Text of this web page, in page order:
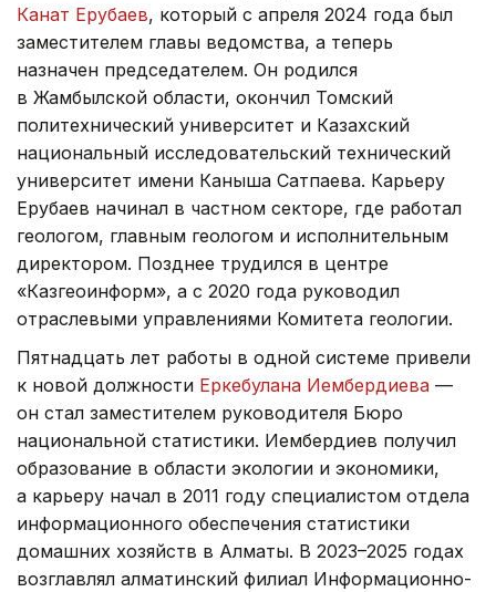
Канат Ерубаев, который с апреля 2024 года был
заместителем главы ведомства, а теперь
назначен председателем. Он родился
в Жамбылской области, окончил Томский
политехнический университет и Казахский
национальный исследовательский технический
университет имени Каныша Сатпаева. Карьеру
Ерубаев начинал в частном секторе, где работал
геологом, главным геологом и исполнительным
директором. Позднее трудился в центре
«Казгеоинформ», а с 2020 года руководил
отраслевыми управлениями Комитета геологии.
Пятнадцать лет работы в одной системе привели
к новой должности Еркебулана Иембердиева —
он стал заместителем руководителя Бюро
национальной статистики. Иембердиев получил
образование в области экологии и экономики,
а карьеру начал в 2011 году специалистом отдела
информационного обеспечения статистики
домашних хозяйств в Алматы. В 2023–2025 годах
возглавлял алматинский филиал Информационно-